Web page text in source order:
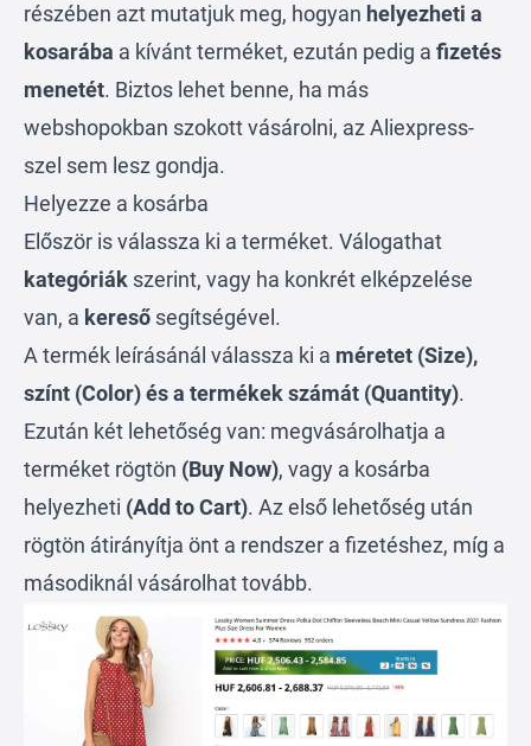
részében azt mutatjuk meg, hogyan helyezheti a
kosarába a kívánt terméket, ezután pedig a fizetés
menetét. Biztos lehet benne, ha más
webshopokban szokott vásárolni, az Aliexpress-
szel sem lesz gondja.
Helyezze a kosárba
Először is válassza ki a terméket. Válogathat
kategóriák szerint, vagy ha konkrét elképzelése
van, a kereső segítségével.
A termék leírásánál válassza ki a méretet (Size),
színt (Color) és a termékek számát (Quantity).
Ezután két lehetőség van: megvásárolhatja a
terméket rögtön (Buy Now), vagy a kosárba
helyezheti (Add to Cart). Az első lehetőség után
rögtön átirányítja önt a rendszer a fizetéshez, míg a
másodiknál vásárolhat tovább.